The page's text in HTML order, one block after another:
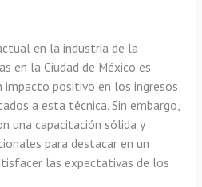
en la industria de la
en la Ciudad de México es
impacto positivo en los ingresos
a esta técnica. Sin embargo,
una capacitación sólida y
para destacar en un
las expectativas de los